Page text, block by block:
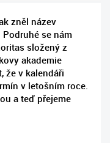
zněl název
se nám
složený z
akademie
že v kalendáři
v letošním roce.
a teď přejeme